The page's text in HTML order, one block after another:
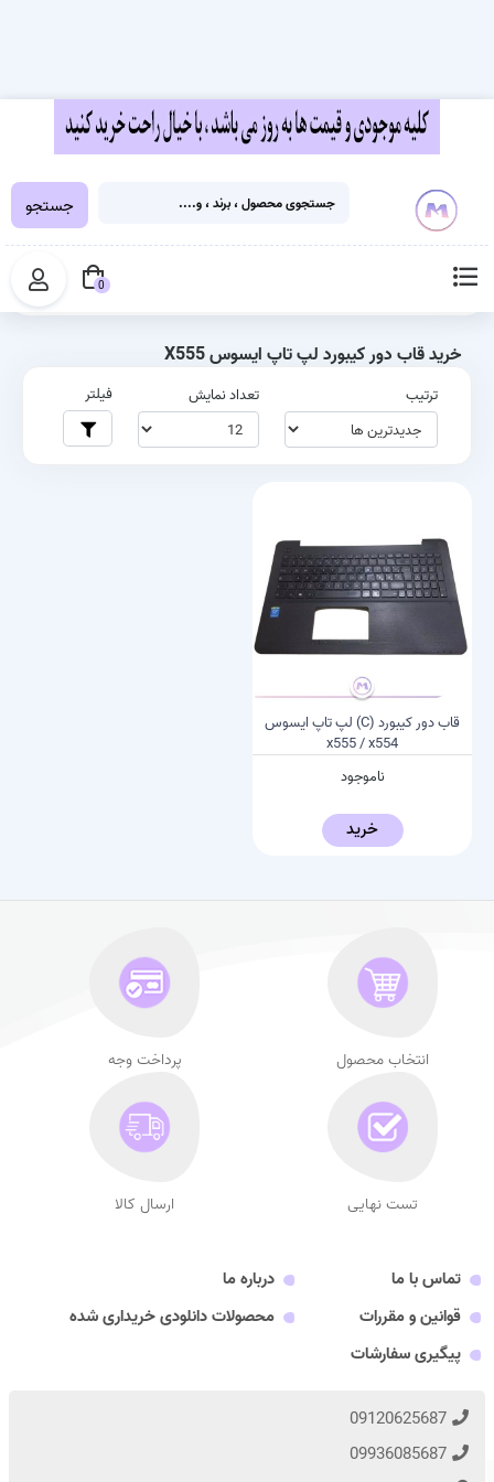
خانه
خرید قاب دور کیبورد لپ تاپ ایسوس X555
ترتیب تعداد نمایش فیلتر
قاب دور کیبورد (C) لپ تاپ ایسوس
x555 / x554
ناموجود
خرید
انتخاب محصول پرداخت وجه
تست نهایی ارسال کالا
تماس با ما
درباره ما
قوانین و مقررات
محصولات دانلودی خریداری شده
پیگیری سفارشات
09120625687
09936085687
جستجو
0